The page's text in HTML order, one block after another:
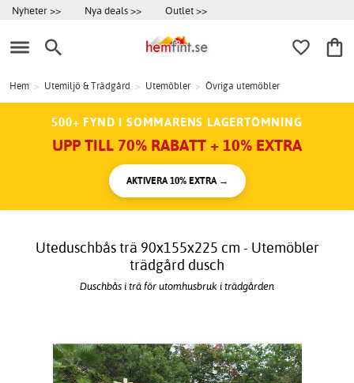
Nyheter >> Nya deals >> Outlet >>
Hem > Utemiljö & Trädgård > Utemöbler > Övriga utemöbler
500+ FYND I SOMMARENS LAGERTÖMNING
UPP TILL 70% RABATT + 10% EXTRA
AKTIVERA 10% EXTRA →
Uteduschbås trä 90x155x225 cm - Utemöbler
trädgård dusch
Duschbås i trä för utomhusbruk i trädgården